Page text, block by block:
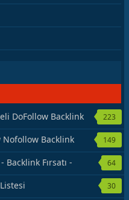
DoFollow Backlink
223
Nofollow Backlink
149
Backlink Fırsatı -
64
30